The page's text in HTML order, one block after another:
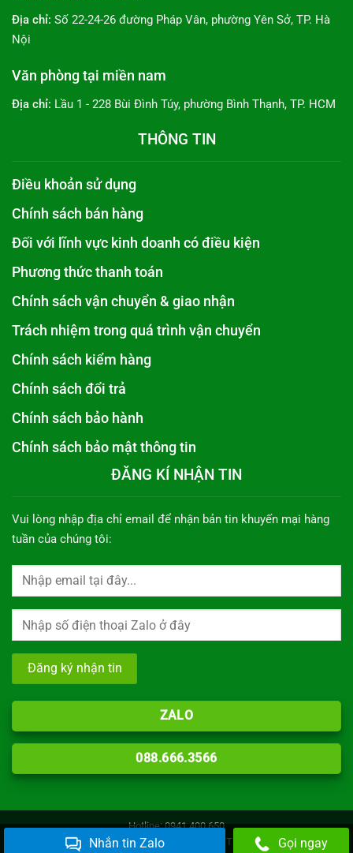
Địa chỉ: Số 22-24-26 đường Pháp Vân, phường Yên Sở, TP. Hà
Nội
Văn phòng tại miền nam
Địa chỉ: Lầu 1 - 228 Bùi Đình Túy, phường Bình Thạnh, TP. HCM
THÔNG TIN
Điều khoản sử dụng
Chính sách bán hàng
Đối với lĩnh vực kinh doanh có điều kiện
Phương thức thanh toán
Chính sách vận chuyển & giao nhận
Trách nhiệm trong quá trình vận chuyển
Chính sách kiểm hàng
Chính sách đổi trả
Chính sách bảo hành
Chính sách bảo mật thông tin
ĐĂNG KÍ NHẬN TIN
Vui lòng nhập địa chỉ email để nhận bản tin khuyến mại hàng
tuần của chúng tôi:
ZALO
088.666.3566
Hotline: 0941.400.650
Copyright 2026 © Giao diện bản quyền Inox TK
Nhắn tin Zalo Gọi ngay